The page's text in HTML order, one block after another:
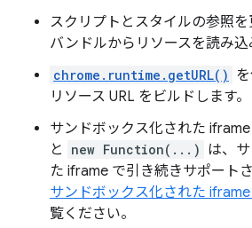
スクリプトとスタイルの参照
バンドルからリソースを読み込
chrome.runtime.getURL()
リソース URL をビルドします。
サンドボックス化された
と new Function(...) は、
た iframe で引き続きサポート
サンドボックス化された
覧ください。